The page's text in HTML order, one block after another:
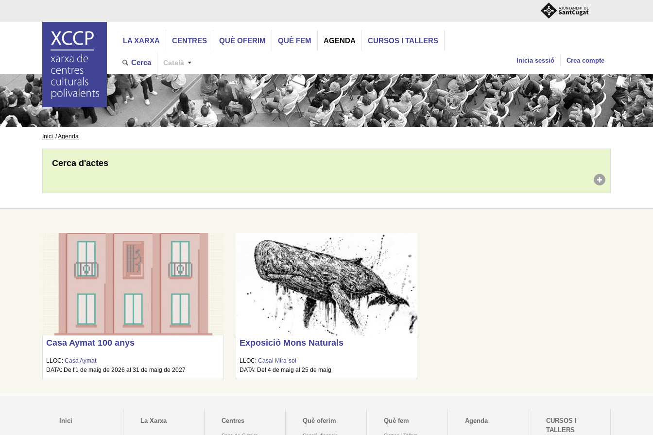
LA XARXA CENTRES QUÈ OFERIM QUÈ FEM AGENDA CURSOS I TALLERS
Cerca Català Inicia sessió Crea compte
Inici Agenda
Cerca d'actes
Casa Aymat 100 anys
LLOC:Casa Aymat
DATA: De l'1 de maig de 2026 al 31 de maig de 2027
Exposició Mons Naturals
LLOC:Casal Mira-sol
DATA: Del 4 de maig al 25 de maig
Inici La Xarxa Centres Què oferim Què fem Agenda
CURSOS I
TALLERS